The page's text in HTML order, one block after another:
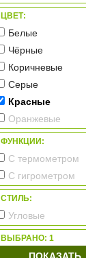
ЦВЕТ:
Белые
Чёрные
Коричневые
Серые
Красные
Оранжевые
ФУНКЦИИ:
С термометром
С гигрометром
СТИЛЬ:
Угловые
ВЫБРАНО: 1